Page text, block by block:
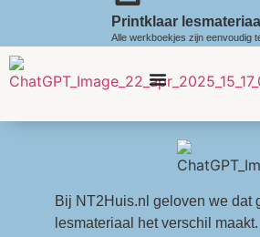
Printklaar lesmateriaal
Alle werkboekjes zijn eenvoudig
Bij NT2Huis.nl geloven we dat
lesmateriaal het verschil maakt.